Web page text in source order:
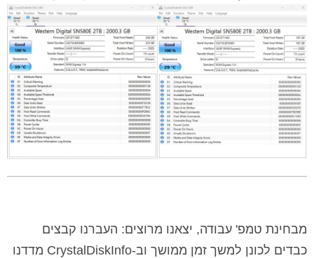
מבחינת טמפ' עבודה, יצאנו מרוצים: העברנו קבצים
כבדים לכונן למשך זמן ממושך וב-CrystalDiskInfo מדדנו